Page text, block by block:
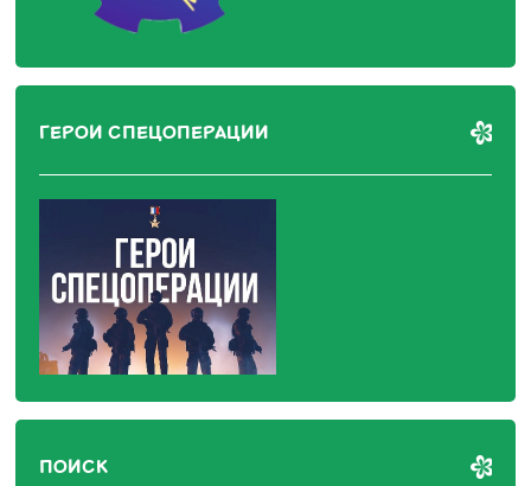
ГЕРОИ СПЕЦОПЕРАЦИИ
ПОИСК